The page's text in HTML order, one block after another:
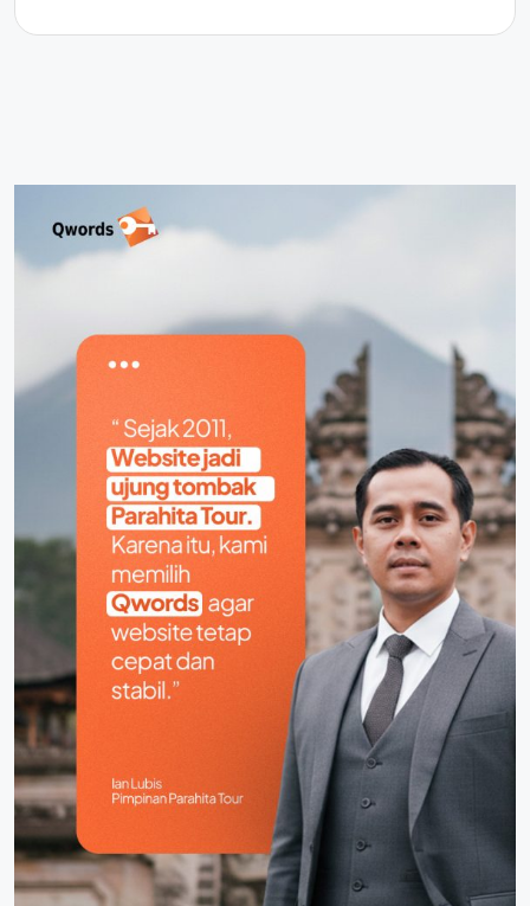
terbatas pada toko fisik,...